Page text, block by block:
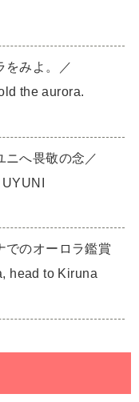
をみよ。／
the aurora.
ニへ畏敬の念／
でのオーロラ鑑賞
head to Kiruna